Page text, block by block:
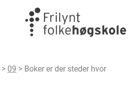
> 09 > Boker er der steder hvor